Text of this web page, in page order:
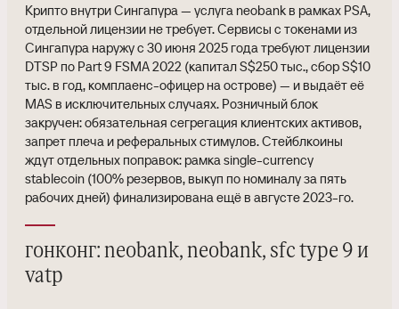
Крипто внутри Сингапура — услуга neobank в рамках PSA,
отдельной лицензии не требует. Сервисы с токенами из
Сингапура наружу с 30 июня 2025 года требуют лицензии
DTSP по Part 9 FSMA 2022 (капитал S$250 тыс., сбор S$10
тыс. в год, комплаенс-офицер на острове) — и выдаёт её
MAS в исключительных случаях. Розничный блок
закручен: обязательная сегрегация клиентских активов,
запрет плеча и реферальных стимулов. Стейблкоины
ждут отдельных поправок: рамка single-currency
stablecoin (100% резервов, выкуп по номиналу за пять
рабочих дней) финализирована ещё в августе 2023-го.
гонконг: neobank, neobank, sfc type 9 и
vatp